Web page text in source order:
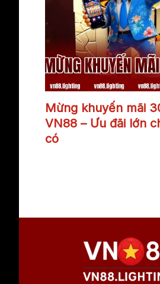
Mừng khuyến mãi
Mừng khuyến mãi
VN88 – Ưu đãi lớn
có